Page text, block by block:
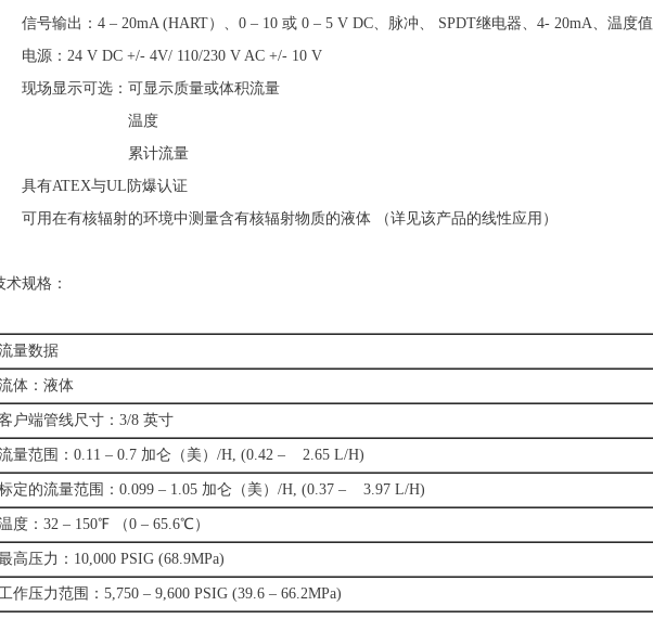
号输出：4 – 20mA (HART）、0 – 10 或 0 – 5 V DC、脉冲、 SPDT继电器、4- 20mA、温度值
源：24 V DC +/- 4V/ 110/230 V AC +/- 10 V
场显示可选：可显示质量或体积流量
度
计流量
有ATEX与UL防爆认证
用在有核辐射的环境中测量含有核辐射物质的液体 （详见该产品的线性应用）
术规格：
量数据
体：液体
户端管线尺寸：3/8 英寸
量范围：0.11 – 0.7 加仑（美）/H, (0.42 – 2.65 L/H)
定的流量范围：0.099 – 1.05 加仑（美）/H, (0.37 – 3.97 L/H)
度：32 – 150℉ （0 – 65.6℃）
高压力：10,000 PSIG (68.9MPa)
作压力范围：5,750 – 9,600 PSIG (39.6 – 66.2MPa)